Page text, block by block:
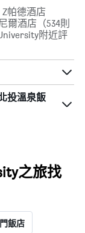
帕德酒店
爾酒店（534則
附近評
投溫泉飯
之旅找
飯店